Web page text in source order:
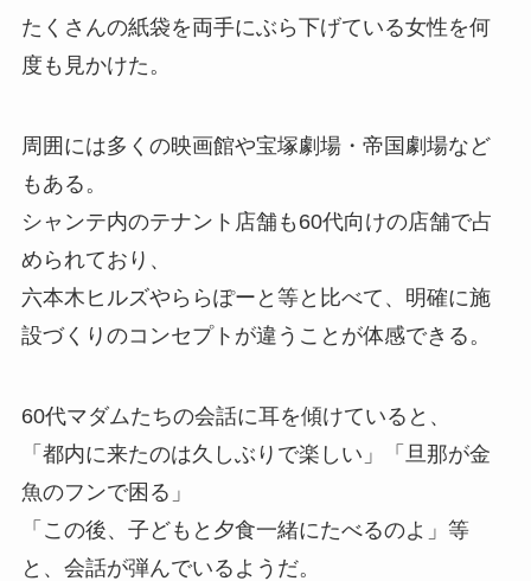
たくさんの紙袋を両手にぶら下げている女性を何
度も見かけた。
周囲には多くの映画館や宝塚劇場・帝国劇場など
もある。
シャンテ内のテナント店舗も60代向けの店舗で占
められており、
六本木ヒルズやららぽーと等と比べて、明確に施
設づくりのコンセプトが違うことが体感できる。
60代マダムたちの会話に耳を傾けていると、
「都内に来たのは久しぶりで楽しい」「旦那が金
魚のフンで困る」
「この後、子どもと夕食一緒にたべるのよ」等
と、会話が弾んでいるようだ。